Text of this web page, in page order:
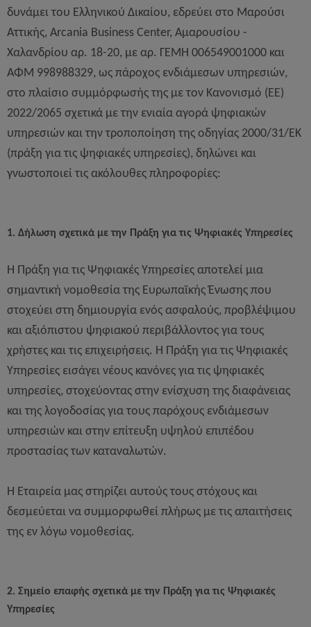
δυνάμει του Ελληνικού Δικαίου, εδρεύει στο Μαρούσι
Αττικής, Arcania Business Center, Αμαρουσίου -
Χαλανδρίου αρ. 18-20, με αρ. ΓΕΜΗ 006549001000 και
ΑΦΜ 998988329, ως πάροχος ενδιάμεσων υπηρεσιών,
στο πλαίσιο συμμόρφωσής της με τον Κανονισμό (ΕΕ)
2022/2065 σχετικά με την ενιαία αγορά ψηφιακών
υπηρεσιών και την τροποποίηση της οδηγίας 2000/31/ΕΚ
(πράξη για τις ψηφιακές υπηρεσίες), δηλώνει και
γνωστοποιεί τις ακόλουθες πληροφορίες:
1. Δήλωση σχετικά με την Πράξη για τις Ψηφιακές Υπηρεσίες
Η Πράξη για τις Ψηφιακές Υπηρεσίες αποτελεί μια
σημαντική νομοθεσία της Ευρωπαϊκής Ένωσης που
στοχεύει στη δημιουργία ενός ασφαλούς, προβλέψιμου
και αξιόπιστου ψηφιακού περιβάλλοντος για τους
χρήστες και τις επιχειρήσεις. Η Πράξη για τις Ψηφιακές
Υπηρεσίες εισάγει νέους κανόνες για τις ψηφιακές
υπηρεσίες, στοχεύοντας στην ενίσχυση της διαφάνειας
και της λογοδοσίας για τους παρόχους ενδιάμεσων
υπηρεσιών και στην επίτευξη υψηλού επιπέδου
προστασίας των καταναλωτών.
Η Εταιρεία μας στηρίζει αυτούς τους στόχους και
δεσμεύεται να συμμορφωθεί πλήρως με τις απαιτήσεις
της εν λόγω νομοθεσίας.
2. Σημείο επαφής σχετικά με την Πράξη για τις Ψηφιακές
Υπηρεσίες